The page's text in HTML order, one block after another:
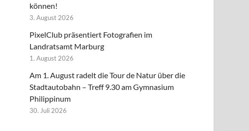
können!
3. August 2026
PixelClub präsentiert Fotografien im
Landratsamt Marburg
1. August 2026
Am 1. August radelt die Tour de Natur über die
Stadtautobahn – Treff 9.30 am Gymnasium
Philippinum
30. Juli 2026